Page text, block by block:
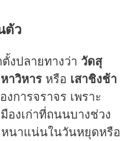
ตัว
งปลายทางว่า วัดสุ
าวิหาร หรือ เสาชิงช้า
งการจราจร เพราะ
องเก่าที่ถนนบางช่วง
นาแน่นในวันหยุดหรือ